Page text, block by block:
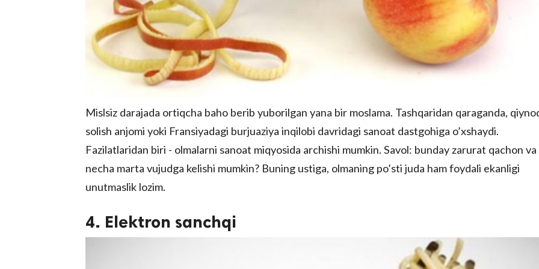
Mislsiz darajada ortiqcha baho berib yuborilgan yana bir moslama. Tashqaridan qaraganda,
solish anjomi yoki Fransiyadagi burjuaziya inqilobi davridagi sanoat dastgohiga o’xshaydi.
Fazilatlaridan biri - olmalarni sanoat miqyosida archishi mumkin. Savol: bunday zarurat qachon va
necha marta vujudga kelishi mumkin? Buning ustiga, olmaning po’sti juda ham foydali ekanligi
unutmaslik lozim.
4. Elektron sanchqi